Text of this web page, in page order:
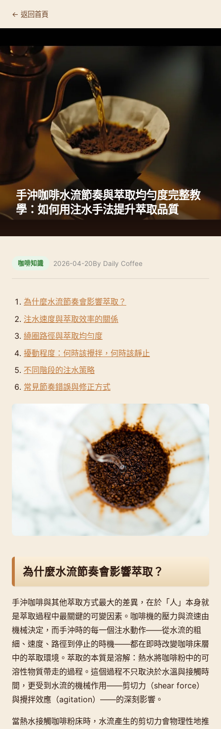
← 返回首頁
手沖咖啡水流節奏與萃取均勻度完整教
學：如何用注水手法提升萃取品質
咖啡知識 2026-04-20By Daily Coffee
為什麼水流節奏會影響萃取？
注水速度與萃取效率的關係
繞圈路徑與萃取均勻度
擾動程度：何時該攪拌，何時該靜止
不同階段的注水策略
常見節奏錯誤與修正方式
為什麼水流節奏會影響萃取？
手沖咖啡與其他萃取方式最大的差異，在於「人」本身就
是萃取過程中最關鍵的可變因素。咖啡機的壓力與流速由
機械決定，而手沖時的每一個注水動作——從水流的粗
細、速度、路徑到停止的時機——都在即時改變咖啡床層
中的萃取環境。萃取的本質是溶解：熱水將咖啡粉中的可
溶性物質帶走的過程。這個過程不只取決於水溫與接觸時
間，更受到水流的機械作用——剪切力（shear force）
與攪拌效應（agitation）——的深刻影響。
當熱水接觸咖啡粉床時，水流產生的剪切力會物理性地推